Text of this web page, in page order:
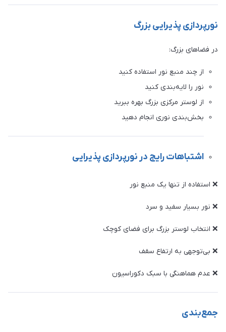
نورپردازی پذیرایی بزرگ
در فضاهای بزرگ:
از چند منبع نور استفاده کنید
نور را لایه‌بندی کنید
از لوستر مرکزی بزرگ بهره ببرید
بخش‌بندی نوری انجام دهید
اشتباهات رایج در نورپردازی پذیرایی
❌ استفاده از تنها یک منبع نور
❌ نور بسیار سفید و سرد
❌ انتخاب لوستر بزرگ برای فضای کوچک
❌ بی‌توجهی به ارتفاع سقف
❌ عدم هماهنگی با سبک دکوراسیون
جمع‌بندی